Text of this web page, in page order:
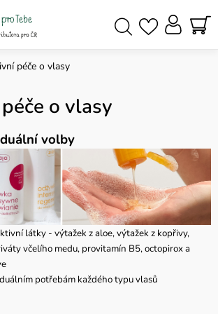
péče o vlasy
o vlasy
volby
látky - výtažek z aloe, výtažek z kopřivy,
včelího medu, provitamín B5, octopirox a
potřebám každého typu vlasů